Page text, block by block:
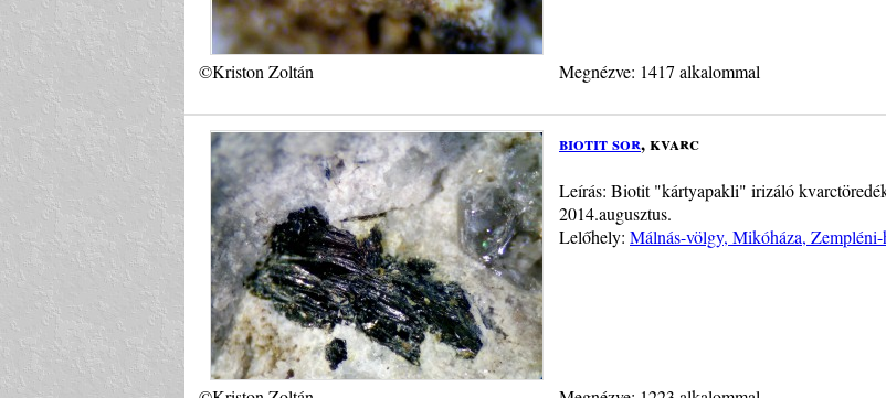
©Kriston Zoltán Megnézve: 1417 alkalommal
biotit sor, kvarc
Leírás: Biotit "kártyapakli" irizáló
2014.augusztus.
Lelőhely: Málnás-völgy, Mikóháza,